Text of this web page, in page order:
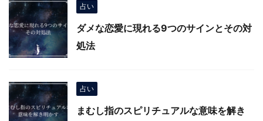
占い
ダメな恋愛に現れる9つのサインとその対
処法
占い
まむし指のスピリチュアルな意味を解き